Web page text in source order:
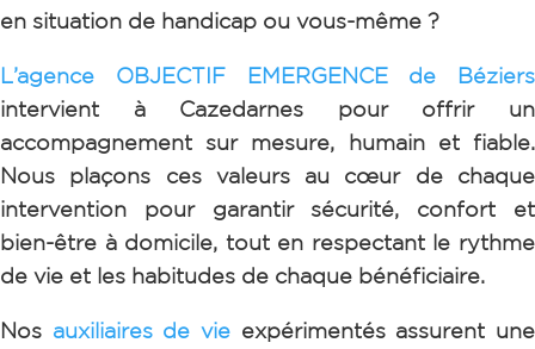
en situation de handicap ou vous-même ?
L’agence OBJECTIF EMERGENCE de Béziers
intervient à Cazedarnes pour offrir un
accompagnement sur mesure, humain et fiable.
Nous plaçons ces valeurs au cœur de chaque
intervention pour garantir sécurité, confort et
bien-être à domicile, tout en respectant le rythme
de vie et les habitudes de chaque bénéficiaire.
Nos auxiliaires de vie expérimentés assurent une